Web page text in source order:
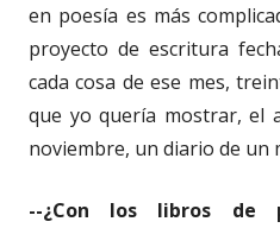
en poesía es más
proyecto de escritura
cada cosa de ese mes,
que yo quería mostrar,
noviembre, un diario de un
--¿Con los libros de